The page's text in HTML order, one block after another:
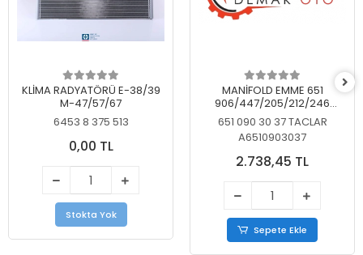
KLİMA RADYATÖRÜ E-38/39
M-47/57/67
6453 8 375 513
0,00 TL
Stokta Yok
MANİFOLD EMME 651
906/447/205/212/246
KELEBEKSİZ
651 090 30 37 TACLAR
A6510903037
2.738,45 TL
Sepete Ekle